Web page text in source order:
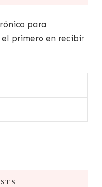
para
primero en recibir